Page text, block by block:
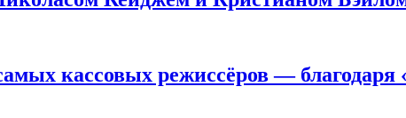
кассовых режиссёров — благодаря